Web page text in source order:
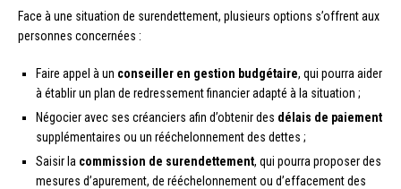
Face à une situation de surendettement, plusieurs options s’offrent aux
personnes concernées :
Faire appel à un conseiller en gestion budgétaire, qui pourra aider
à établir un plan de redressement financier adapté à la situation ;
Négocier avec ses créanciers afin d’obtenir des délais de paiement
supplémentaires ou un rééchelonnement des dettes ;
Saisir la commission de surendettement, qui pourra proposer des
mesures d’apurement, de rééchelonnement ou d’effacement des